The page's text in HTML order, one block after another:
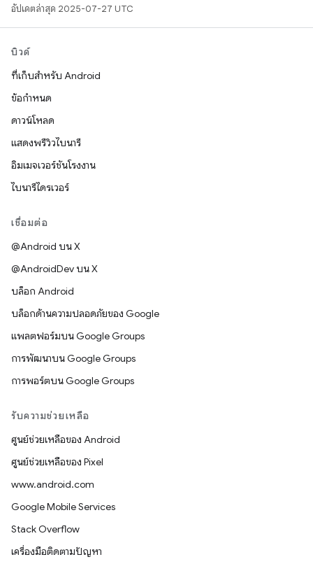
อัปเดตล่าสุด 2025-07-27 UTC
บิวด์
ที่เก็บสำหรับ Android
ข้อกำหนด
ดาวน์โหลด
แสดงพรีวิวไบนารี
อิมเมจเวอร์ชันโรงงาน
ไบนารีไดรเวอร์
เชื่อมต่อ
@Android บน X
@AndroidDev บน X
บล็อก Android
บล็อกด้านความปลอดภัยของ Google
แพลตฟอร์มบน Google Groups
การพัฒนาบน Google Groups
การพอร์ตบน Google Groups
รับความช่วยเหลือ
ศูนย์ช่วยเหลือของ Android
ศูนย์ช่วยเหลือของ Pixel
www.android.com
Google Mobile Services
Stack Overflow
เครื่องมือติดตามปัญหา